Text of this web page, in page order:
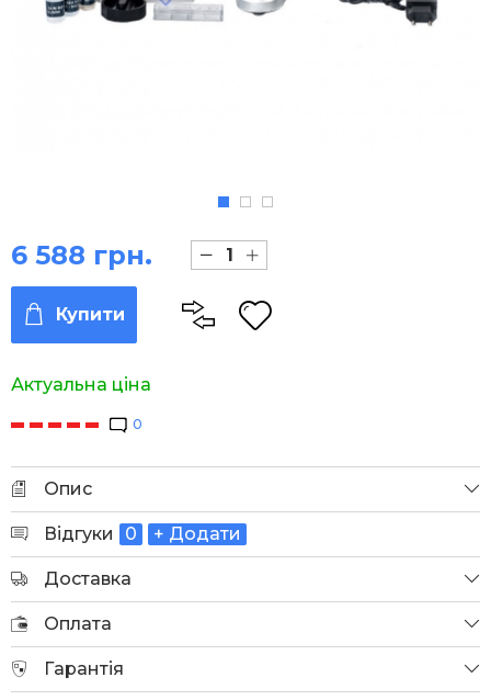
Актуальна ціна
6 588 грн.
Купити
0
Опис
Відгуки 0 + Додати
Доставка
Оплата
Гарантія